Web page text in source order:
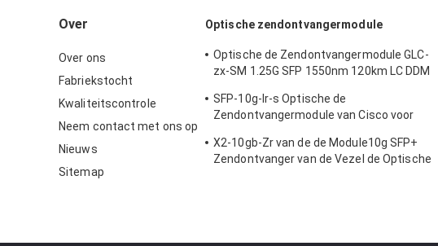
Over
Over ons
Fabriekstocht
Kwaliteitscontrole
Neem contact met ons op
Nieuws
Sitemap
Optische zendontvangermodule
Optische de Zendontvangermodule GLC-
zx-SM 1.25G SFP 1550nm 120km LC DDM
SFP-10g-lr-s Optische de
Zendontvangermodule van Cisco voor
Bedradingskast
X2-10gb-Zr van de de Module10g SFP+
Zendontvanger van de Vezel de Optische